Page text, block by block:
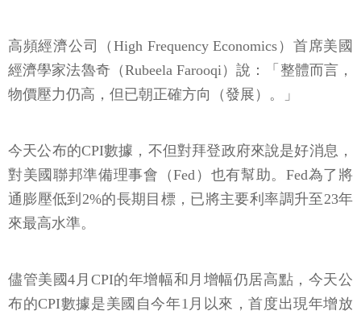
高頻經濟公司（High Frequency Economics）首席美國
經濟學家法魯奇（Rubeela Farooqi）說：「整體而言，
物價壓力仍高，但已朝正確方向（發展）。」
今天公布的CPI數據，不但對拜登政府來說是好消息，
對美國聯邦準備理事會（Fed）也有幫助。Fed為了將
通膨壓低到2%的長期目標，已將主要利率調升至23年
來最高水準。
儘管美國4月CPI的年增幅和月增幅仍居高點，今天公
布的CPI數據是美國自今年1月以來，首度出現年增放